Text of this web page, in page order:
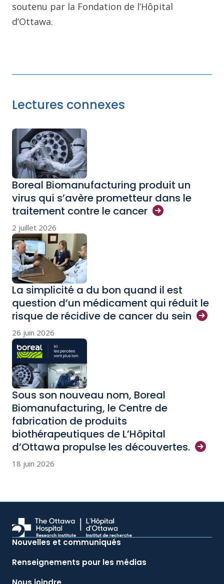
soutenu par la Fondation de l’Hôpital
d’Ottawa.
Lectures connexes
Boreal Biomanufacturing produit un
virus qui s’avère prometteur dans le
traitement contre le cancer
2 juillet 2026
La simplicité a du bon quand il est
question d’un médicament qui réduit le
risque de récidive de cancer du sein
26 juin 2026
Sous son nouveau nom, Boreal
Biomanufacturing, le Centre de
fabrication de produits
biothérapeutiques de L’Hôpital
d’Ottawa propulse les découvertes.
18 juin 2026
Nouvelles et communiqués
Renseignements pour les médias